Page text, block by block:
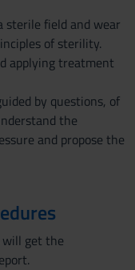
field and wear
of sterility.
applying treatment
by questions, of
the
and propose the
get the